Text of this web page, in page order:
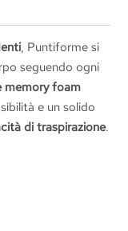
, Puntiforme si
seguendo ogni
memory foam
e un solido
di traspirazione.